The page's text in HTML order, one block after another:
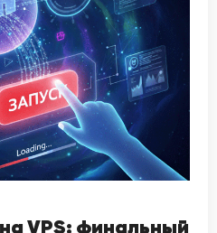
VPS: финальный